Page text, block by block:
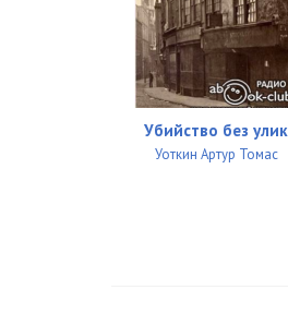
Убийство без улик
Уоткин Артур Томас